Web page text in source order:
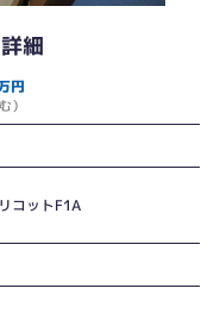
細
円
）
コットF1A